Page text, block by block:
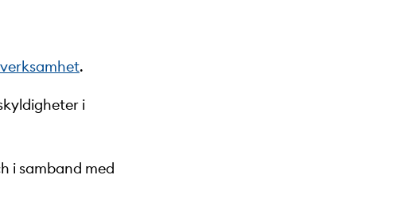
.
i
i samband med